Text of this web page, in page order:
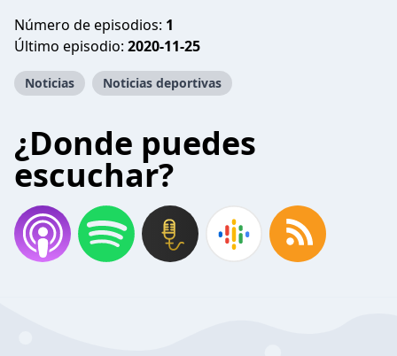
Número de episodios: 1
Último episodio: 2020-11-25
Noticias Noticias deportivas
¿Donde puedes
escuchar?